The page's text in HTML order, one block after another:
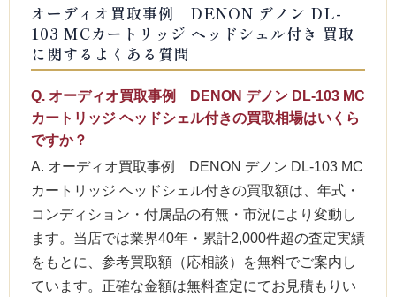
オーディオ買取事例 DENON デノン DL-
103 MCカートリッジ ヘッドシェル付き 買取
に関するよくある質問
Q. オーディオ買取事例 DENON デノン DL-103 MC
カートリッジ ヘッドシェル付きの買取相場はいくら
ですか？
A. オーディオ買取事例 DENON デノン DL-103 MC
カートリッジ ヘッドシェル付きの買取額は、年式・
コンディション・付属品の有無・市況により変動し
ます。当店では業界40年・累計2,000件超の査定実績
をもとに、参考買取額（応相談）を無料でご案内し
ています。正確な金額は無料査定にてお見積もりい